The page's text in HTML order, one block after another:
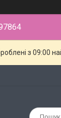
з 09:00